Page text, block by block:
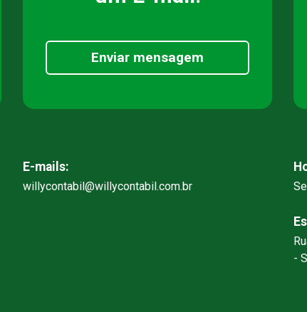
Enviar mensagem
E-mails:
willycontabil@willycontabil.com.br
-